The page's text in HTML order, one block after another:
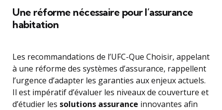
Une réforme nécessaire pour l’assurance
habitation
Les recommandations de l’UFC-Que Choisir, appelant
à une réforme des systèmes d’assurance, rappellent
l’urgence d’adapter les garanties aux enjeux actuels.
Il est impératif d’évaluer les niveaux de couverture et
d’étudier les solutions assurance innovantes afin